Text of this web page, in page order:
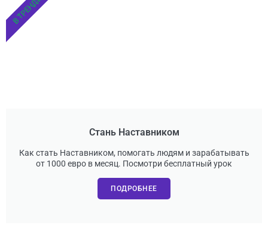
Стань Наставником
Как стать Наставником, помогать людям и зарабатывать
от 1000 евро в месяц. Посмотри бесплатный урок
ПОДРОБНЕЕ
В ТРЕНДЕ